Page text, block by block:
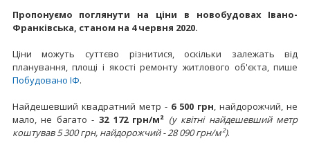
Пропонуємо поглянути на ціни в новобудовах Івано-
Франківська, станом на 4 червня 2020.
Ціни можуть суттєво різнитися, оскільки залежать від
планування, площі і якості ремонту житлового об'єкта, пише
Побудовано ІФ.
Найдешевший квадратний метр - 6 500 грн, найдорожчий, не
мало, не багато - 32 172 грн/м² (у квітні найдешевший метр
коштував 5 300 грн, найдорожчий - 28 090 грн/м²).